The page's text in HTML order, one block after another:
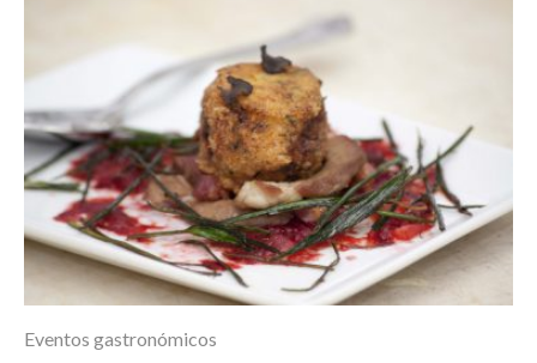
Eventos gastronómicos